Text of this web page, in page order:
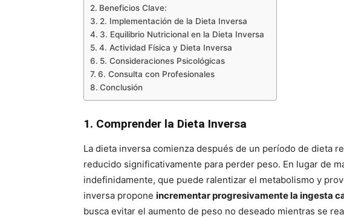
Beneficios Clave:
2. Implementación de la Dieta Inversa
3. Equilibrio Nutricional en la Dieta Inversa
4. Actividad Física y Dieta Inversa
5. Consideraciones Psicológicas
6. Consulta con Profesionales
Conclusión
1. Comprender la Dieta Inversa
La dieta inversa comienza después de un período de dieta
reducido significativamente para perder peso. En lugar de
indefinidamente, que puede ralentizar el metabolismo y
inversa propone incrementar progresivamente la ingesta
busca evitar el aumento de peso no deseado mientras se